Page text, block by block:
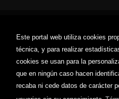
Este portal web utiliza cookies
técnica, y para realizar
cookies se usan para la
que en ningún caso hacen
recaba ni cede datos de carácter
Contacto
Política de envíos
Política de